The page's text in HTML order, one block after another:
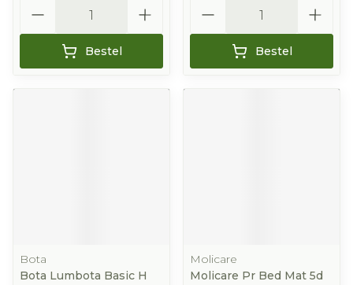
Bestel Bestel
Bota
Bota Lumbota Basic H
Molicare
Molicare Pr Bed Mat 5d